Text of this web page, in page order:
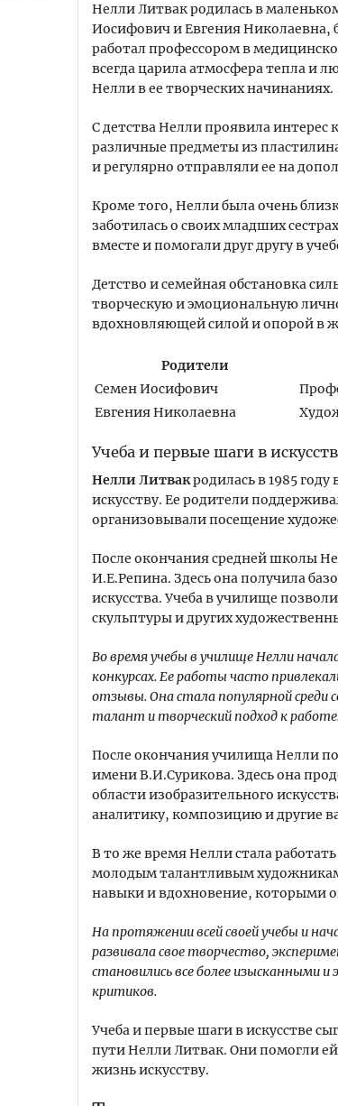
Нелли Литвак родилась в
Иосифович и Евгения
работал профессором в
всегда царила атмосфера тепла и
Нелли в ее творческих начинаниях.
С детства Нелли проявила интерес
различные предметы из
и регулярно отправляли ее на
Кроме того, Нелли была очень
заботилась о своих младших
вместе и помогали друг другу в
Детство и семейная обстановка
творческую и эмоциональную
вдохновляющей силой и опорой в
Родители
Семен Иосифович
Евгения Николаевна
Учеба и первые шаги в
Нелли Литвакродилась в 1985
искусству. Ее родители
организовывали посещение
После окончания средней школы
И.Е.Репина. Здесь она получила
искусства. Учеба в училище
скульптуры и других
Во время учебы в училище Нелли
конкурсах. Ее работы часто
отзывы. Она стала популярной среди
талант и творческий подход к работе.
После окончания училища Нелли
имени В.И.Сурикова. Здесь она
области изобразительного
аналитику, композицию и другие
В то же время Нелли стала
молодым талантливым
навыки и вдохновение, которыми
На протяжении всей своей учебы и
развивала свое творчество,
становились все более изысканными
критиков.
Учеба и первые шаги в искусстве
пути Нелли Литвак. Они помогли
жизнь искусству.